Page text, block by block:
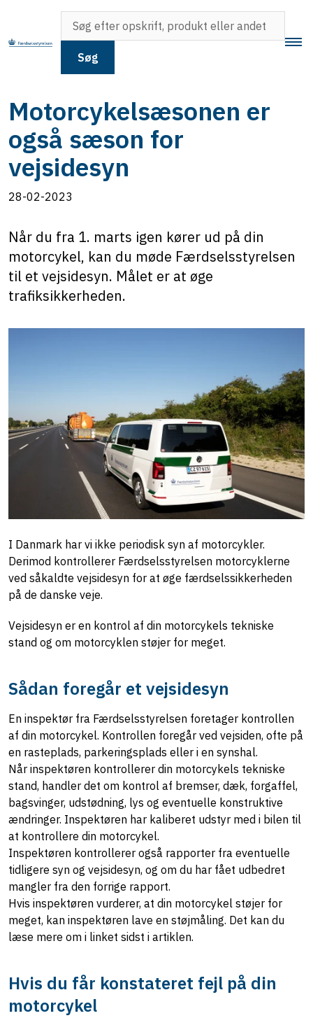
Søg
Motorcykelsæsonen er
også sæson for
vejsidesyn
28-02-2023
Når du fra 1. marts igen kører ud på din
motorcykel, kan du møde Færdselsstyrelsen
til et vejsidesyn. Målet er at øge
trafiksikkerheden.
I Danmark har vi ikke periodisk syn af motorcykler.
Derimod kontrollerer Færdselsstyrelsen motorcyklerne
ved såkaldte vejsidesyn for at øge færdselssikkerheden
på de danske veje.
Vejsidesyn er en kontrol af din motorcykels tekniske
stand og om motorcyklen støjer for meget.
Sådan foregår et vejsidesyn
En inspektør fra Færdselsstyrelsen foretager kontrollen
af din motorcykel. Kontrollen foregår ved vejsiden, ofte på
en rasteplads, parkeringsplads eller i en synshal.
Når inspektøren kontrollerer din motorcykels tekniske
stand, handler det om kontrol af bremser, dæk, forgaffel,
bagsvinger, udstødning, lys og eventuelle konstruktive
ændringer. Inspektøren har kaliberet udstyr med i bilen til
at kontrollere din motorcykel.
Inspektøren kontrollerer også rapporter fra eventuelle
tidligere syn og vejsidesyn, og om du har fået udbedret
mangler fra den forrige rapport.
Hvis inspektøren vurderer, at din motorcykel støjer for
meget, kan inspektøren lave en støjmåling. Det kan du
læse mere om i linket sidst i artiklen.
Hvis du får konstateret fejl på din
motorcykel